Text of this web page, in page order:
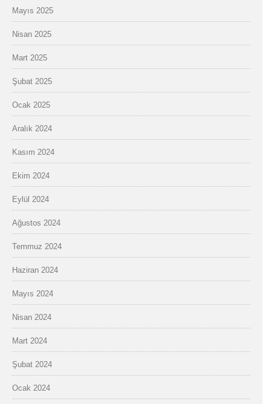
Mayıs 2025
Nisan 2025
Mart 2025
Şubat 2025
Ocak 2025
Aralık 2024
Kasım 2024
Ekim 2024
Eylül 2024
Ağustos 2024
Temmuz 2024
Haziran 2024
Mayıs 2024
Nisan 2024
Mart 2024
Şubat 2024
Ocak 2024